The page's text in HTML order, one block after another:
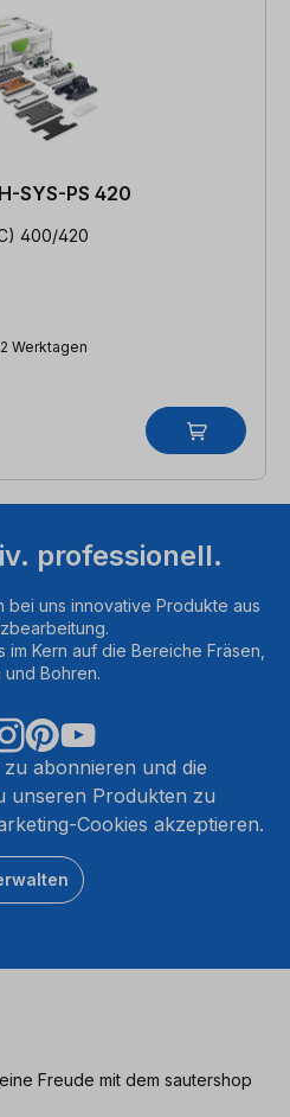
SYS-PS 420
400/420
Werktagen
professionell.
bei uns innovative Produkte aus
Kern auf die Bereiche Fräsen,
und Bohren.
abonnieren und die
unseren Produkten zu
Cookies akzeptieren.
Freude mit dem sautershop